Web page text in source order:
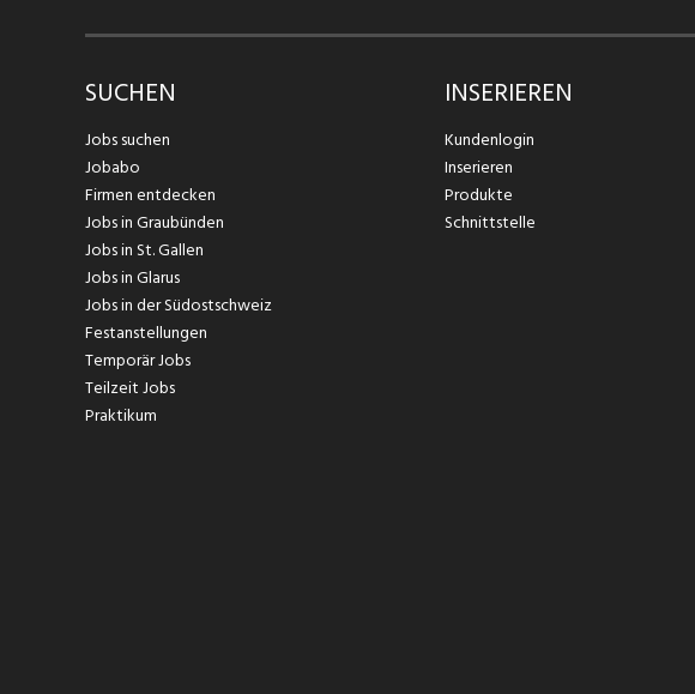
SUCHEN
Jobs suchen
Jobabo
Firmen entdecken
Jobs in Graubünden
Jobs in St. Gallen
Jobs in Glarus
Jobs in der Südostschweiz
Festanstellungen
Temporär Jobs
Teilzeit Jobs
Praktikum
INSERIEREN
Kundenlogin
Inserieren
Produkte
Schnittstelle